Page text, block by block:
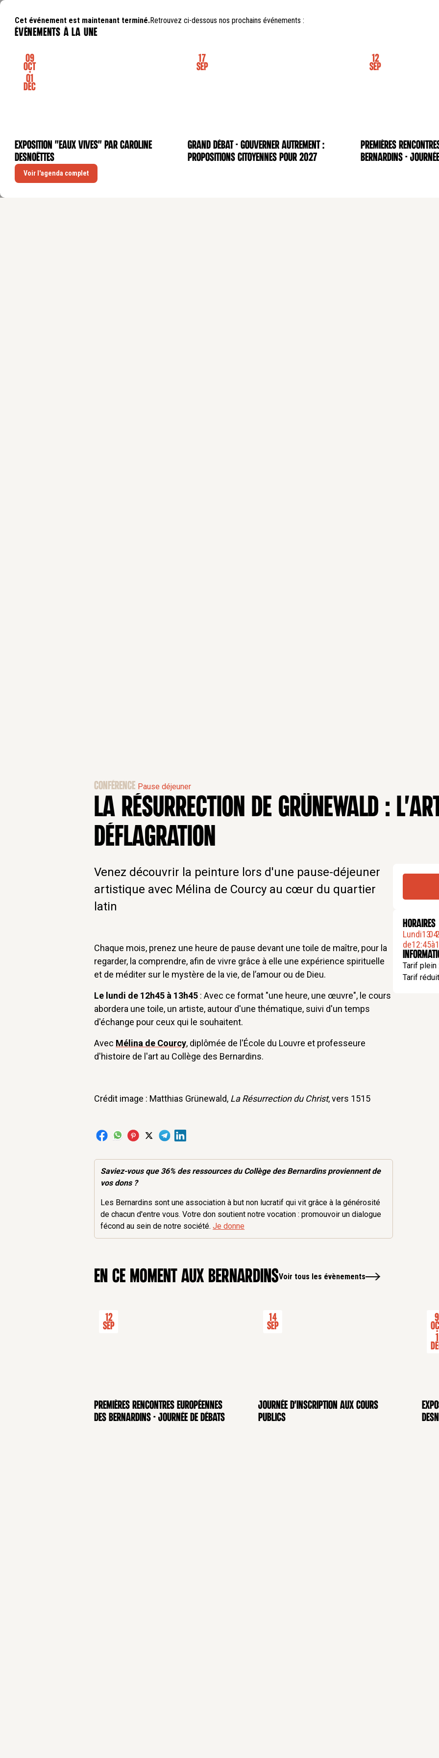
Cet événement est maintenant terminé.Retrouvez ci-dessous nos prochains événements :
événements à la une
EXPOSITION
09
Oct
-
01
Déc
Exposition "Eaux Vives" par Caroline
Desnoëttes
CONFÉRENCE
17
Sep
GRAND DÉBAT - Gouverner autrement :
propositions citoyennes pour 2027
CONFÉRENCE
12
Sep
Premières
Bernardins -
Voir l'agenda complet
CONFÉRENCE Pause déjeuner
LA RÉSURRECTION DE GRÜNEWALD :
DÉFLAGRATION
Venez découvrir la peinture lors d'une pause-déjeuner
artistique avec Mélina de Courcy au cœur du quartier
latin
Chaque mois, prenez une heure de pause devant une toile de maître, pour la
regarder, la comprendre, afin de vivre grâce à elle une expérience spirituelle
et de méditer sur le mystère de la vie, de l’amour ou de Dieu.
Le lundi de 12h45 à 13h45 : Avec ce format "une heure, une œuvre", le cours
abordera une toile, un artiste, autour d'une thématique, suivi d'un temps
d'échange pour ceux qui le souhaitent.
Avec Mélina de Courcy, diplômée de l'École du Louvre et professeure
d'histoire de l'art au Collège des Bernardins.
Crédit image : Matthias Grünewald, La Résurrection du Christ, vers 1515
Saviez-vous que 36% desressourcesdu Collège des Bernardins proviennent de
vos dons ?
Les Bernardins sont une association à but non lucratif qui vit grâce à la générosité
de chacun d'entre vous. Votre don soutient notre vocation : promouvoir un dialogue
fécond au sein de notre société.Je donne
HORAIRES
Lundi13.04.
de12:45à
Tarif plein
Tarif
en ce moment aux BernardinsVoir tous les évènements
CONFÉRENCE
12
Sep
Premières rencontres européennes
des Bernardins - Journée de débats
CONFÉRENCE
14
Sep
Journée d'inscription aux cours
publics
9
-
1